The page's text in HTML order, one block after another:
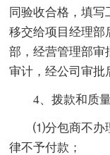
同验收合格，填
移交给项目经理部
部，经营管理部审
审计，经公司审批
4、拨款和质量
⑴分包商不办理
律不予付款；